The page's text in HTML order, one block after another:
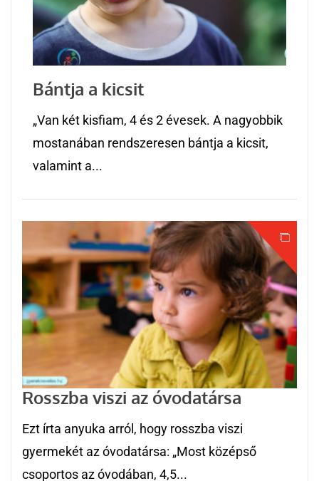
Bántja a kicsit
„Van két kisfiam, 4 és 2 évesek. A nagyobbik
mostanában rendszeresen bántja a kicsit,
valamint a...
Rosszba viszi az óvodatársa
Ezt írta anyuka arról, hogy rosszba viszi
gyermekét az óvodatársa: „Most középső
csoportos az óvodában, 4,5...